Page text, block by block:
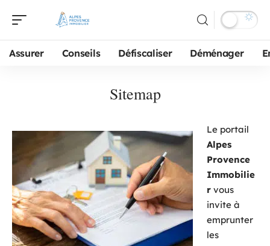
Assurer Conseils Défiscaliser Déménager
Sitemap
Le portail
Alpes
Provence
Immobilie
rvous
invite à
emprunter
les